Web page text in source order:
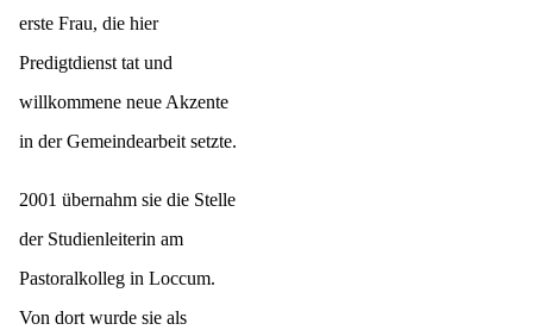
erste Frau, die hier
Predigtdienst tat und
willkommene neue Akzente
in der Gemeindearbeit setzte.
2001 übernahm sie die Stelle
der Studienleiterin am
Pastoralkolleg in Loccum.
Von dort wurde sie als